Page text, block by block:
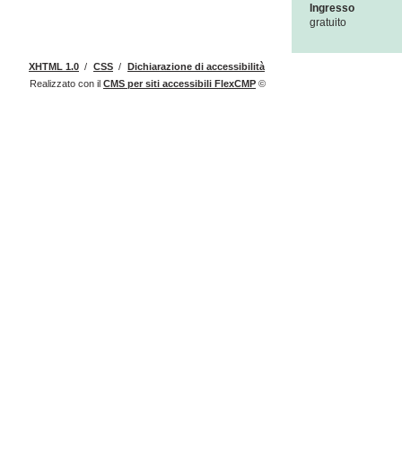
Ingresso
gratuito
XHTML 1.0 / CSS / Dichiarazione di accessibilità
Realizzato con il CMS per siti accessibili FlexCMP ©